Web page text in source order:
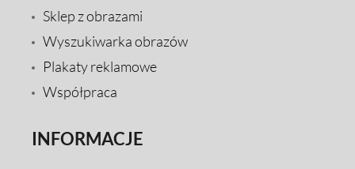
Sklep z obrazami
Wyszukiwarka obrazów
Plakaty reklamowe
Współpraca
INFORMACJE